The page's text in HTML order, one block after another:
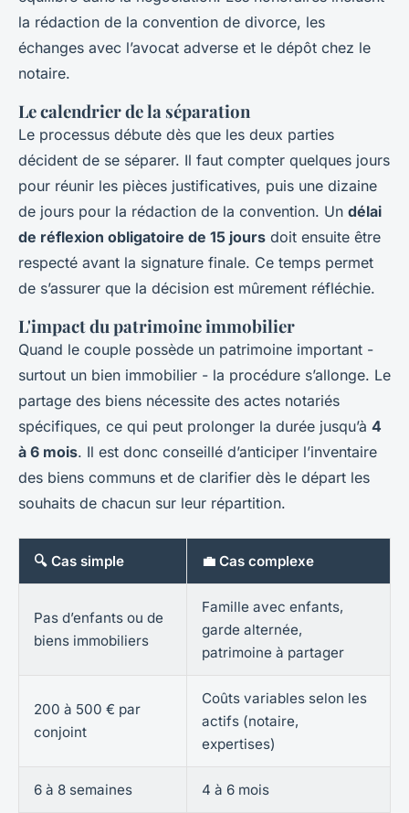
la rédaction de la convention de divorce, les
échanges avec l’avocat adverse et le dépôt chez le
notaire.
Le calendrier de la séparation
Le processus débute dès que les deux parties
décident de se séparer. Il faut compter quelques jours
pour réunir les pièces justificatives, puis une dizaine
de jours pour la rédaction de la convention. Un délai
de réflexion obligatoire de 15 jours doit ensuite être
respecté avant la signature finale. Ce temps permet
de s’assurer que la décision est mûrement réfléchie.
L'impact du patrimoine immobilier
Quand le couple possède un patrimoine important -
surtout un bien immobilier - la procédure s’allonge. Le
partage des biens nécessite des actes notariés
spécifiques, ce qui peut prolonger la durée jusqu’à 4
à 6 mois. Il est donc conseillé d’anticiper l’inventaire
des biens communs et de clarifier dès le départ les
souhaits de chacun sur leur répartition.
🔍 Cas simple 💼 Cas complexe
Pas d’enfants ou de
biens immobiliers
Famille avec enfants,
garde alternée,
patrimoine à partager
200 à 500 € par
conjoint
Coûts variables selon les
actifs (notaire,
expertises)
6 à 8 semaines 4 à 6 mois